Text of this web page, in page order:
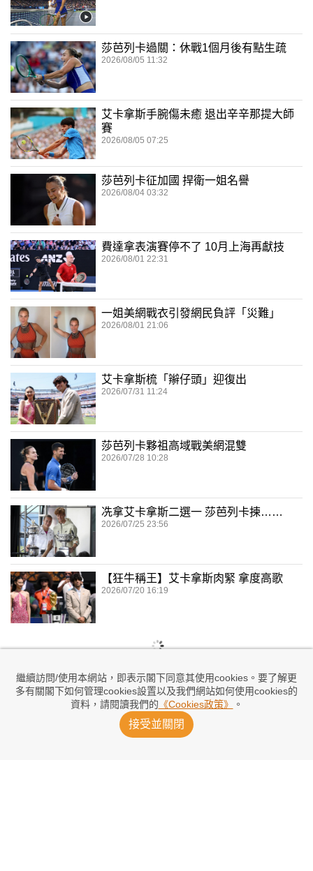
繼續訪問/使用本網站，即表示閣下同意其使用cookies。要了解更
多有關閣下如何管理cookies設置以及我們網站如何使用cookies的
資料，請閱讀我們的 《Cookies政策》 。
接受並關閉
莎芭列卡過關：休戰1個月後有點生疏
2026/08/05 11:32
艾卡拿斯手腕傷未癒 退出辛辛那提大師
賽
2026/08/05 07:25
莎芭列卡征加國 捍衛一姐名譽
2026/08/04 03:32
費達拿表演賽停不了 10月上海再獻技
2026/08/01 22:31
一姐美網戰衣引發網民負評「災難」
2026/08/01 21:06
艾卡拿斯梳「辮仔頭」迎復出
2026/07/31 11:24
莎芭列卡夥祖高域戰美網混雙
2026/07/28 10:28
冼拿艾卡拿斯二選一 莎芭列卡揀……
2026/07/25 23:56
【狂牛稱王】艾卡拿斯肉緊 拿度高歌
2026/07/20 16:19